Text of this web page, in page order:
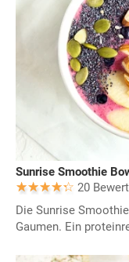
Sunrise Smoothie
20
Die Sunrise
Gaumen. Ein